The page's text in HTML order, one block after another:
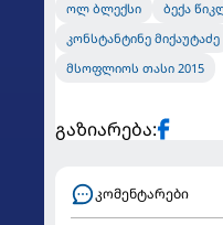
ოლ ბლექსი
ბექა
კონსტანტინე მიქაუტაძე
მსოფლიოს თასი 2015
გაზიარება:
კომენტარები